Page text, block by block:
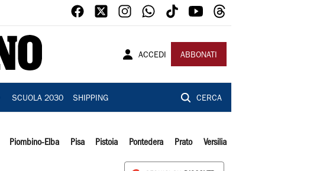
ACCEDI ABBONATI
SCUOLA 2030 SHIPPING CERCA
Piombino-Elba Pisa Pistoia Pontedera Prato Versilia